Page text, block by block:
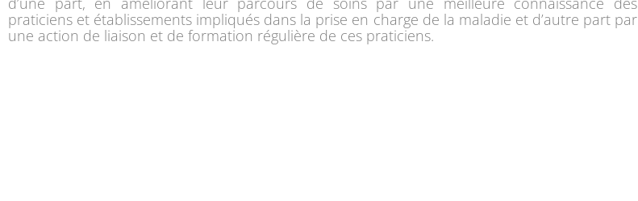
praticiens et établissements impliqués dans la prise en charge de la maladie et d’autre part par
une action de liaison et de formation régulière de ces praticiens.